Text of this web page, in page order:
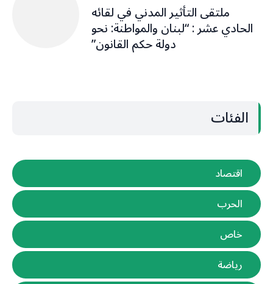
ملتقى التأثير المدني في لقائه
الحادي عشر : “لبنان والمواطنة: نحو
دولة حكم القانون”
الفئات
اقتصاد
الحرب
خاص
رياضة